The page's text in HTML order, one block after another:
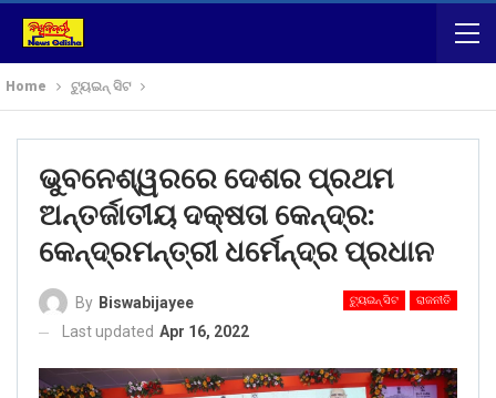
Home ଟ୍ୟୁଇନ୍ ସିଟ
ଭୁବନେଶ୍ୱରରେ ଦେଶର ପ୍ରଥମ
ଅନ୍ତର୍ଜାତୀୟ ଦକ୍ଷତା କେନ୍ଦ୍ର:
କେନ୍ଦ୍ରମନ୍ତ୍ରୀ ଧର୍ମେନ୍ଦ୍ର ପ୍ରଧାନ
ଟ୍ୟୁଇନ୍ ସିଟ ରାଜନୀତି
By Biswabijayee
Last updated Apr 16, 2022